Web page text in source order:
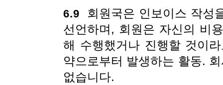
6.9 회원국은 인보이스 작성
선언하며, 회원은 자신의 비
해 수행했거나 진행할 것이
약으로부터 발생하는 활동.
없습니다.